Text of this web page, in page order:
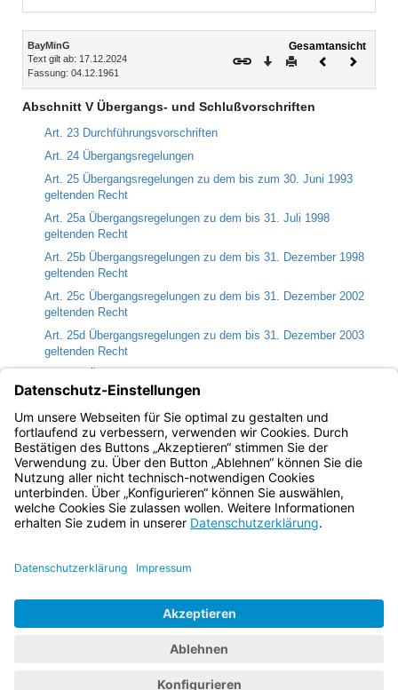
Inhalt
BayMinG
Text gilt ab: 17.12.2024
Fassung: 04.12.1961
Gesamtansicht
Download
DruckenVorheriges
Abschnitt V Übergangs- und Schlußvorschriften
Art. 23 Durchführungsvorschriften
Art. 24 Übergangsregelungen
Art. 25 Übergangsregelungen zu dem bis zum 30. Juni 1993
geltenden Recht
Art. 25a Übergangsregelungen zu dem bis 31. Juli 1998
geltenden Recht
Art. 25b Übergangsregelungen zu dem bis 31. Dezember 1998
geltenden Recht
Art. 25c Übergangsregelungen zu dem bis 31. Dezember 2002
geltenden Recht
Art. 25d Übergangsregelungen zu dem bis 31. Dezember 2003
geltenden Recht
geltenden Recht
Art. 25f Inflationsausgleichszahlungen
Art. 26 Inkrafttreten
Bayern.de
BayernPortal
Impressum